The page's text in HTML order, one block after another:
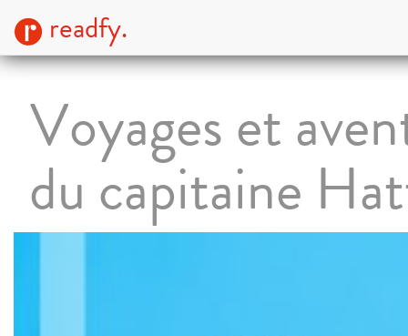
readfy.
Voyages et
du capitaine